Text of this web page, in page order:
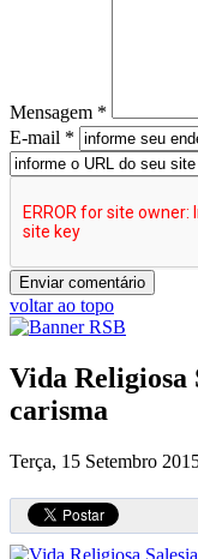
Mensagem *
E-mail *
voltar ao topo
Vida Religiosa
carisma
Terça, 15 Setembro